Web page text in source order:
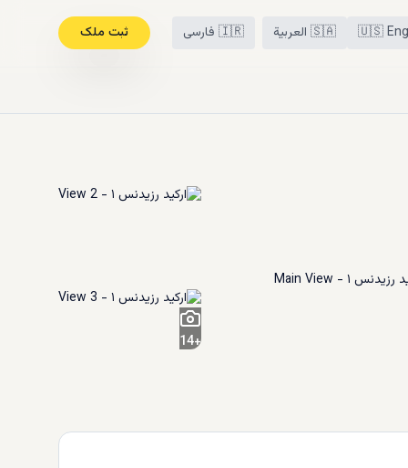
🇺🇸
🇸🇦 العربية 🇮🇷 فارسی ثبت ملک
+
14